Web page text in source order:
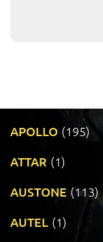
APOLLO (195)
ATTAR (1)
AUSTONE (113)
AUTEL (1)